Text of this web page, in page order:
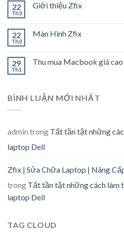
22
Th3
Giới thiệu Zfix
22
Th3
Màn Hình Zfix
29
Th1
Thu mua Macbook giá cao
BÌNH LUẬN MỚI NHẤT
admin trong Tất tần tật những
laptop Dell
Zfix | Sửa Chữa Laptop | Nâng
trong Tất tần tật những cách làm
laptop Dell
TAG CLOUD